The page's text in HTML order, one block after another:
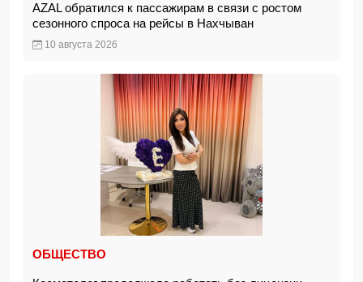
AZAL обратился к пассажирам в связи с ростом
сезонного спроса на рейсы в Нахчыван
10 августа 2026
ОБЩЕСТВО